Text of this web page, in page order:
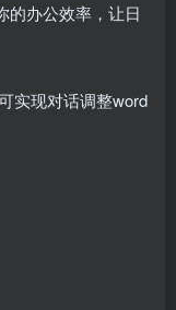
的办公效率，让日